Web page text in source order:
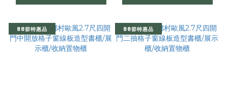
88節特惠品 88節特惠品